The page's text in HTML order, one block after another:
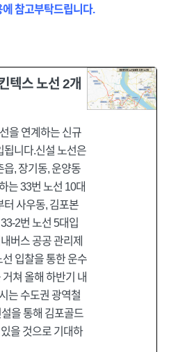
참고부탁드립니다.
텍스 노선 2개
을 연계하는 신규
됩니다.신설 노선은
, 장기동, 운양동
는 33번 노선 10대
사우동, 김포본
2번 노선 5대입
버스 공공 관리제
입찰을 통한 운수
쳐 올해 하반기 내
는 수도권 광역철
을 통해 김포골드
을 것으로 기대하